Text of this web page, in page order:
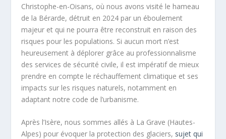
Christophe-en-Oisans, où nous avons visité le hameau
de la Bérarde, détruit en 2024 par un éboulement
majeur et qui ne pourra être reconstruit en raison des
risques pour les populations. Si aucun mort n’est
heureusement à déplorer grâce au professionnalisme
des services de sécurité civile, il est impératif de mieux
prendre en compte le réchauffement climatique et ses
impacts sur les risques naturels, notamment en
adaptant notre code de l’urbanisme.
Après l’Isère, nous sommes allés à La Grave (Hautes-
Alpes) pour évoquer la protection des glaciers, sujet qui